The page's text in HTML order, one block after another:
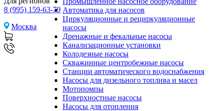
8 (995) 159-63-79
Москва
Автоматика для насосов
Циркуляционные и рециркуляционные
насосы
Дренажные и фекальные насосы
Канализационные установки
Колодезные насосы
Скважинные центробежные насосы
Станции автоматического водоснабжения
Насосы для дизельного топлива и масел
Мотопомпы
Поверхностные насосы
Насосы для отопления